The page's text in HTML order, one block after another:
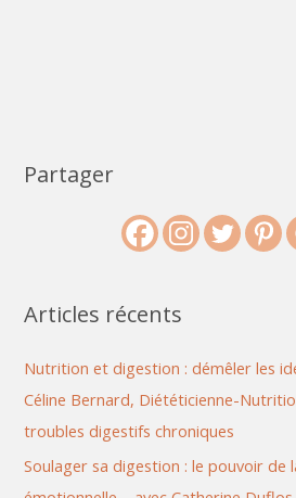
Partager
Articles récents
Nutrition et digestion : démêler les
Céline Bernard, Diététicienne-
troubles digestifs chroniques
Soulager sa digestion : le pouvoir de